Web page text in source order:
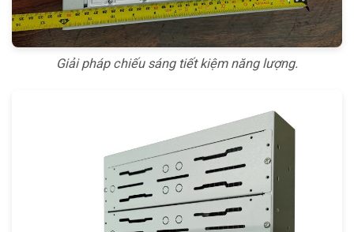
Giải pháp chiếu sáng tiết kiệm năng lượng.